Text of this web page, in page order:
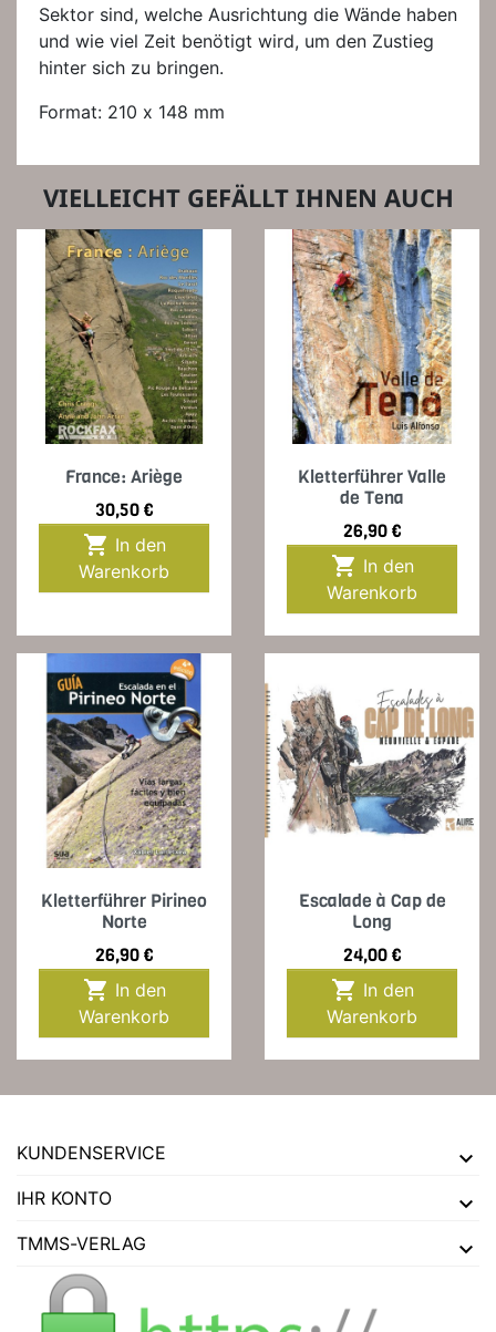
Sektor sind, welche Ausrichtung die Wände haben
und wie viel Zeit benötigt wird, um den Zustieg
hinter sich zu bringen.
Format: 210 x 148 mm
VIELLEICHT GEFÄLLT IHNEN AUCH
France: Ariège
Preis
30,50 €

Warenkorb
Kletterführer Valle
de Tena
Preis
26,90 €

Warenkorb
Kletterführer Pirineo
Norte
Preis
26,90 €

Warenkorb
Escalade à Cap de
Long
Preis
24,00 €

Warenkorb
KUNDENSERVICE
IHR KONTO
TMMS-VERLAG